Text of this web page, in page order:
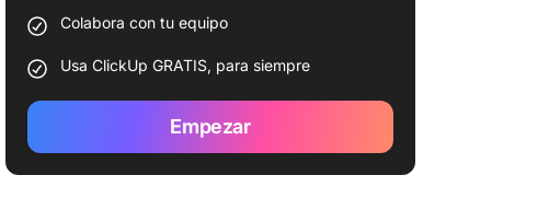
Colabora con tu equipo
Usa ClickUp GRATIS, para siempre
Empezar